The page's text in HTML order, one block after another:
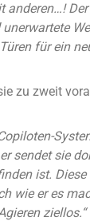
anderen…!
für ein
zu zweit
sendet sie
ist.
wie er es
ziellos.“